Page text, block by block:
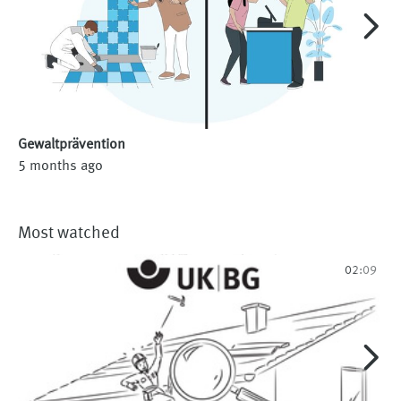
Gewaltprävention
5 months ago
Most watched
02:09